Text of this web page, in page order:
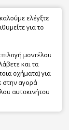
ελέγξτε
για το
μοντέλου
και τα
οχήματα) για
στην αγορά
αυτοκινήτου